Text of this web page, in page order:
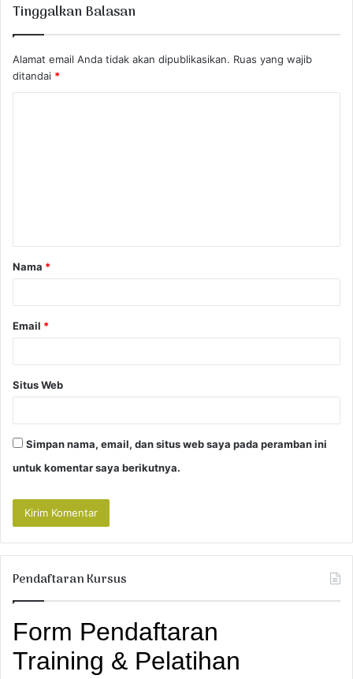
Tinggalkan Balasan
Alamat email Anda tidak akan dipublikasikan. Ruas yang wajib
ditandai *
a
r
Nama *
Email *
Situs Web
Simpan nama, email, dan situs web saya pada peramban ini
untuk komentar saya berikutnya.
Pendaftaran Kursus